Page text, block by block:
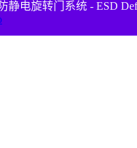
静电旋转门系统 - ESD